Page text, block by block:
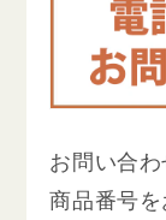
お問い合
商品番号